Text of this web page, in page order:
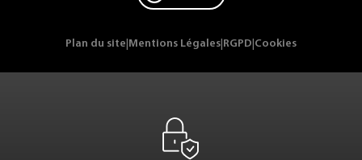
Plan du site Mentions Légales RGPD Cookies